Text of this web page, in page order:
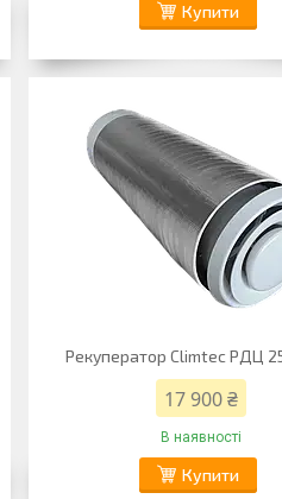
Купити
Рекуператор Climtec РДЦ
17 900 ₴
В наявності
Купити